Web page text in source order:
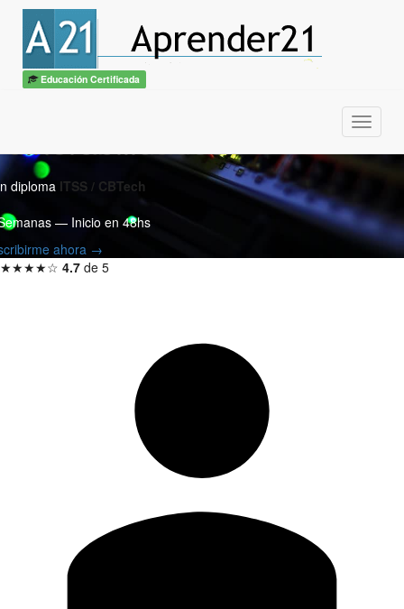
Educación Certificada
Menu
Fundamentos de
Online |
diploma ITSS / CBTech
— Inicio en 48hs
ahora →
★★★★☆ 4.7 de 5